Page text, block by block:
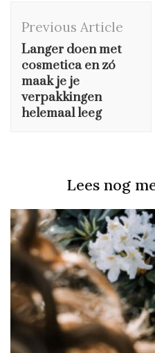
Navigation
Previous Article
Langer doen met
cosmetica en zó
maak je je
verpakkingen
helemaal leeg
Lees nog